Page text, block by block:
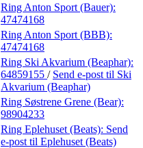
Ring Anton Sport (Bauer):
47474168
Ring Anton Sport (BBB):
47474168
Ring Ski Akvarium (Beaphar):
64859155 / Send e-post til Ski
Akvarium (Beaphar)
Ring Søstrene Grene (Bear):
98904233
Ring Eplehuset (Beats): Send
e-post til Eplehuset (Beats)